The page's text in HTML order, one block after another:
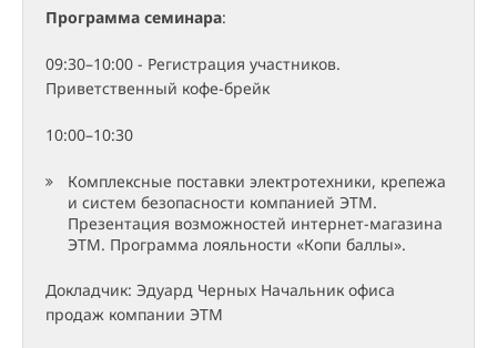
Программа семинара:
09:30–10:00 - Регистрация участников.
Приветственный кофе-брейк
10:00–10:30
Комплексные поставки электротехники, крепежа
и систем безопасности компанией ЭТМ.
Презентация возможностей интернет-магазина
ЭТМ. Программа лояльности «Копи баллы».
Докладчик: Эдуард Черных Начальник офиса
продаж компании ЭТМ